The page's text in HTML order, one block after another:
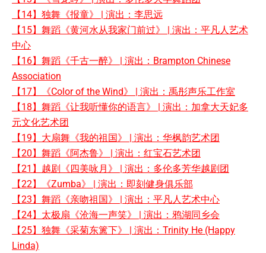
【14】独舞《报童》 | 演出：李思远
【15】舞蹈《黄河水从我家门前过》 | 演出：平凡人艺术
中心
【16】舞蹈《千古一醉》 | 演出：Brampton Chinese
Association
【17】《Color of the Wind》 | 演出：禹彤声乐工作室
【18】舞蹈《让我听懂你的语言》 | 演出：加拿大天妃多
元文化艺术团
【19】大扇舞《我的祖国》 | 演出：华枫韵艺术团
【20】舞蹈《阿杰鲁》 | 演出：红宝石艺术团
【21】越剧《四美咏月》 | 演出：多伦多芳华越剧团
【22】《Zumba》 | 演出：即刻健身俱乐部
【23】舞蹈《亲吻祖国》 | 演出：平凡人艺术中心
【24】太极扇《沧海一声笑》 | 演出：鸦湖同乡会
【25】独舞《采菊东篱下》 | 演出：Trinity He (Happy
Linda)